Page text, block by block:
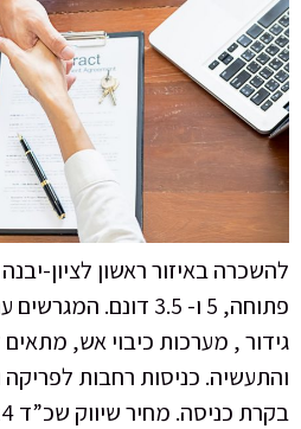
להשכרה באיזור ראשון לציון-
פתוחה, 5 ו- 3.5
גידור , מערכות כיבוי אש, מתאים
והתעשיה. כניסות רחבות